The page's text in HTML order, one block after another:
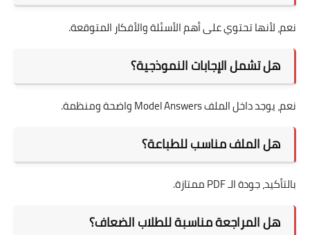
نعم، لأنها تحتوي على أهم الأسئلة والأفكار المتوقعة.
هل تشمل الإجابات النموذجية؟
نعم، يوجد داخل الملف Model Answers واضحة ومنظمة.
هل الملف مناسب للطباعة؟
بالتأكيد، جودة الـ PDF ممتازة.
هل المراجعة مناسبة للطلاب الضعاف؟